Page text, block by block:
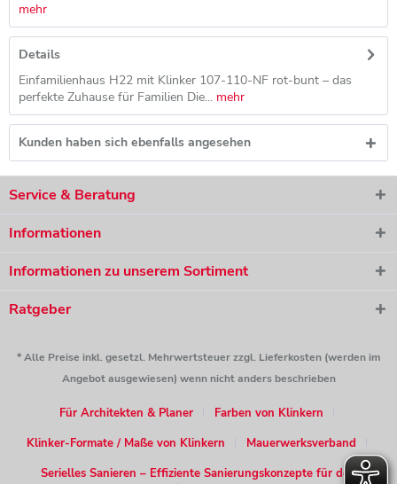
mehr
Details
Einfamilienhaus H22 mit Klinker 107-110-NF rot-bunt – das
perfekte Zuhause für Familien Die... mehr
Kunden haben sich ebenfalls angesehen
Service & Beratung
Informationen
Informationen zu unserem Sortiment
Ratgeber
* Alle Preise inkl. gesetzl. Mehrwertsteuer zzgl. Lieferkosten (werden im
Angebot ausgewiesen) wenn nicht anders beschrieben
Für Architekten & Planer
Farben von Klinkern
Klinker-Formate / Maße von Klinkern
Mauerwerksverband
Serielles Sanieren – Effiziente Sanierungskonzepte für den